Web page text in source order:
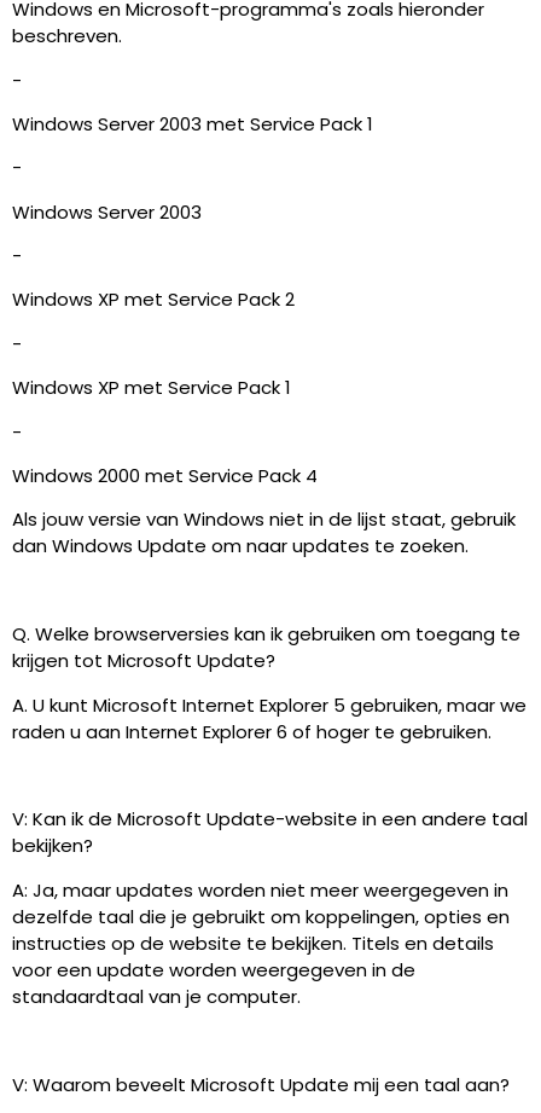
Windows en Microsoft-programma's zoals hieronder
beschreven.
-
Windows Server 2003 met Service Pack 1
-
Windows Server 2003
-
Windows XP met Service Pack 2
-
Windows XP met Service Pack 1
-
Windows 2000 met Service Pack 4
Als jouw versie van Windows niet in de lijst staat, gebruik
dan Windows Update om naar updates te zoeken.
Q. Welke browserversies kan ik gebruiken om toegang te
krijgen tot Microsoft Update?
A. U kunt Microsoft Internet Explorer 5 gebruiken, maar we
raden u aan Internet Explorer 6 of hoger te gebruiken.
V: Kan ik de Microsoft Update-website in een andere taal
bekijken?
A: Ja, maar updates worden niet meer weergegeven in
dezelfde taal die je gebruikt om koppelingen, opties en
instructies op de website te bekijken. Titels en details
voor een update worden weergegeven in de
standaardtaal van je computer.
V: Waarom beveelt Microsoft Update mij een taal aan?